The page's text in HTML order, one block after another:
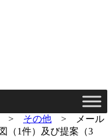
> その他 >
メール
1件）及び提案（3